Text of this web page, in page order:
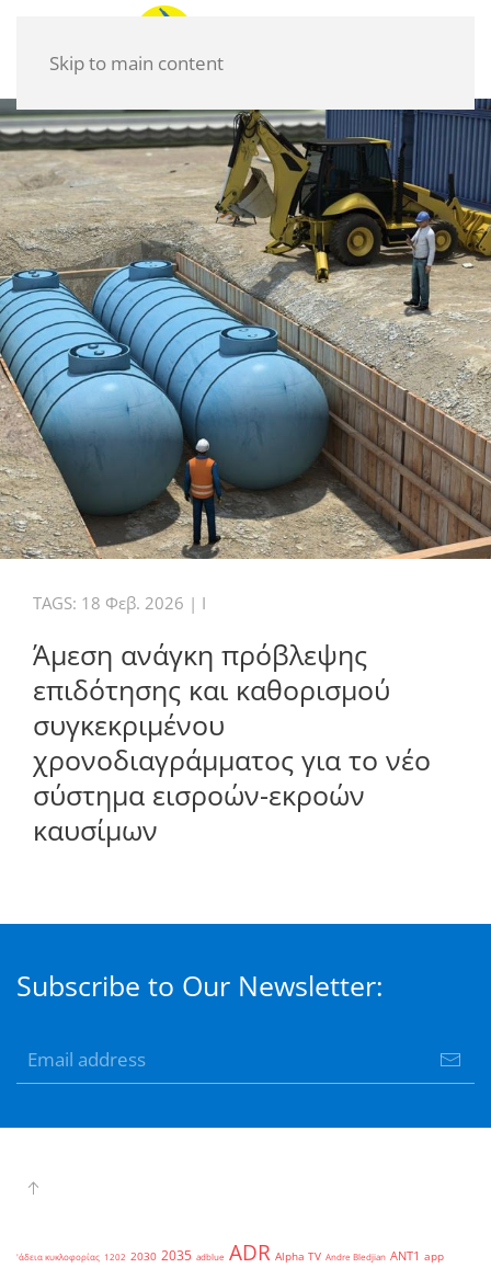
Skip to main content
TAGS: 18 Φεβ. 2026 | I
Άμεση ανάγκη πρόβλεψης
επιδότησης και καθορισμού
συγκεκριμένου
χρονοδιαγράμματος για το νέο
σύστημα εισροών-εκροών
καυσίμων
Subscribe to Our Newsletter:
'άδεια κυκλοφορίας 1202 2030 2035 adblue ADR Alpha TV Andre Bledjian ANT1 app